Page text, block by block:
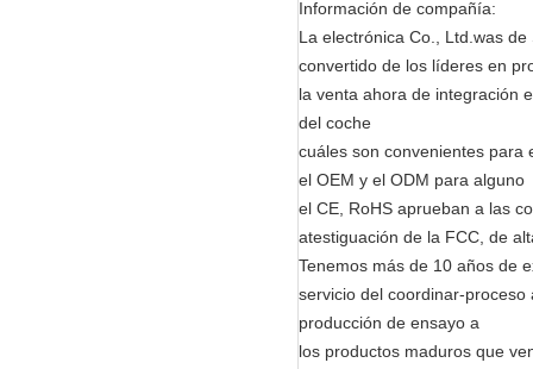
Información de compañía:
La electrónica Co., Ltd.was
convertido de los líderes en
la venta ahora de integración
del coche
cuáles son convenientes para
el OEM y el ODM para alguno
el CE, RoHS aprueban a las
atestiguación de la FCC, de
Tenemos más de 10 años de
servicio del coordinar-
producción de ensayo a
los productos maduros que